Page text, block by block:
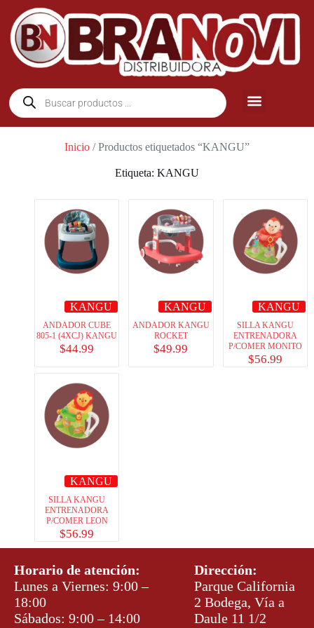
Inicio / Productos etiquetados “KANGU”
Etiqueta: KANGU
KANGU
ANDADOR CUBE
805-1 (4XCJ) KANGU
$44.99
KANGU
ANDADOR KANGU
ROCKET
$49.99
KANGU
SILLA KANGU
ENTRENADORA
P/COMER MONITO
$56.99
KANGU
SILLA KANGU
ENTRENADORA
P/COMER LEON
$56.99
Horario de atención:
Lunes a Viernes: 9:00 –
18:00
Sábados: 9:00 – 14:00
Dirección:
Parque California
2 Bodega, Vía a
Daule 11 1/2